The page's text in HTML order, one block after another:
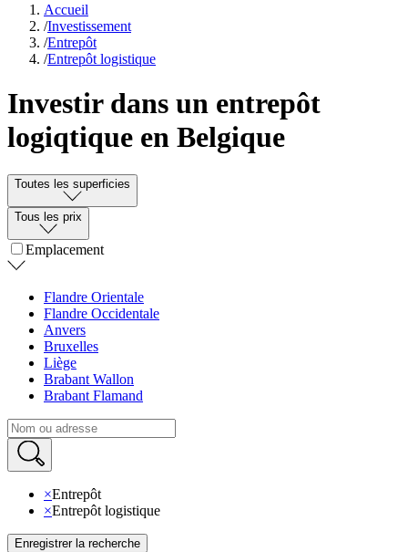
Accueil
/Investissement
/Entrepôt
/Entrepôt logistique
Investir dans un entrepôt
logiqtique en Belgique
Toutes les superficies
Tous les prix
Emplacement
Flandre Orientale
Flandre Occidentale
Anvers
Bruxelles
Liège
Brabant Wallon
Brabant Flamand
×Entrepôt
×Entrepôt logistique
Enregistrer la recherche